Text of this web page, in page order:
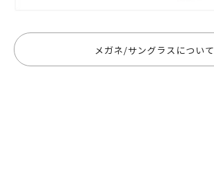
メガネ/サングラスについて